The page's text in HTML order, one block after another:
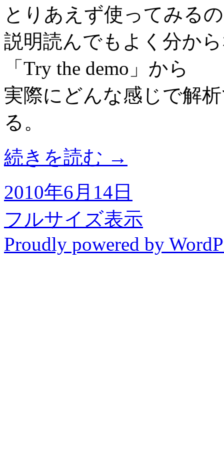
とりあえず使ってみる
説明読んでもよく分か
「Try the demo」から
実際にどんな感じで解
る。
続きを読む →
2010年6月14日
フルサイズ表示
Proudly powered by